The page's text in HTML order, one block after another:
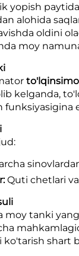
yopish
alohida
oldini
moy
kelganda,
Quti chetlari
moy tanki
shart